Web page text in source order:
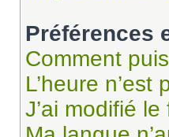
Préférences
Comment
L’heure n’est
J’ai modifié